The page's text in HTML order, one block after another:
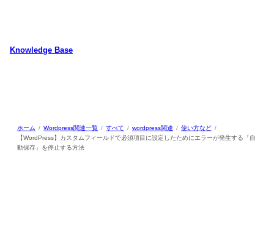
スKnowledge Base
ホーム Wordpress関連一覧 すべて wordpress関連
使い方など
【WordPress】カスタムフィールドで必須項目に設定したためにエラーが発生する「自
動保存」を停止する方法